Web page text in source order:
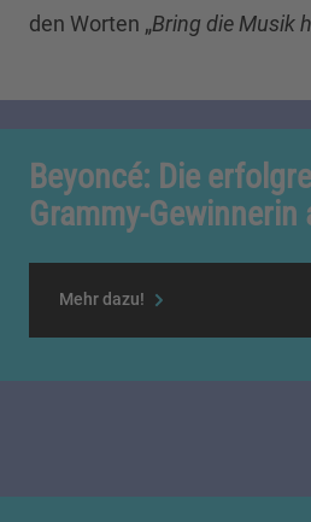
den Worten „Bring die Musik
Beyoncé: Die
Grammy-Gewinnerin
Mehr dazu!